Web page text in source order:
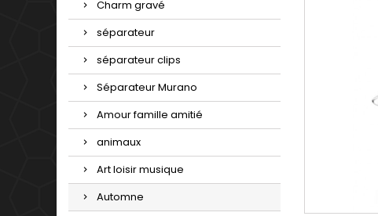
Charm gravé
séparateur
séparateur clips
Séparateur Murano
Amour famille amitié
animaux
Art loisir musique
Automne